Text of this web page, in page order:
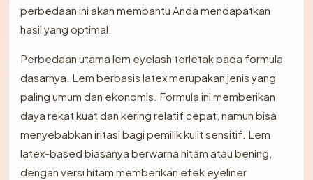
perbedaan ini akan membantu Anda mendapatkan
hasil yang optimal.
Perbedaan utama lem eyelash terletak pada formula
dasarnya. Lem berbasis latex merupakan jenis yang
paling umum dan ekonomis. Formula ini memberikan
daya rekat kuat dan kering relatif cepat, namun bisa
menyebabkan iritasi bagi pemilik kulit sensitif. Lem
latex-based biasanya berwarna hitam atau bening,
dengan versi hitam memberikan efek eyeliner